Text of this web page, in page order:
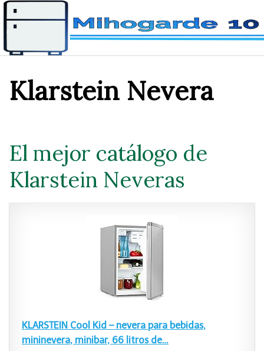
Saltar
al
contenido
Klarstein Nevera
El mejor catálogo de
Klarstein Neveras
KLARSTEIN Cool Kid – nevera para bebidas,
mininevera, minibar, 66 litros de…